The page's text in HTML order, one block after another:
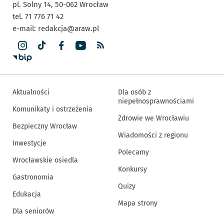
pl. Solny 14, 50-062 Wrocław
tel. 71 776 71 42
e-mail: redakcja@araw.pl
Aktualności
Komunikaty i ostrzeżenia
Bezpieczny Wrocław
Inwestycje
Wrocławskie osiedla
Gastronomia
Edukacja
Dla seniorów
Dla osób z
niepełnosprawnościami
Zdrowie we Wrocławiu
Wiadomości z regionu
Polecamy
Konkursy
Quizy
Mapa strony